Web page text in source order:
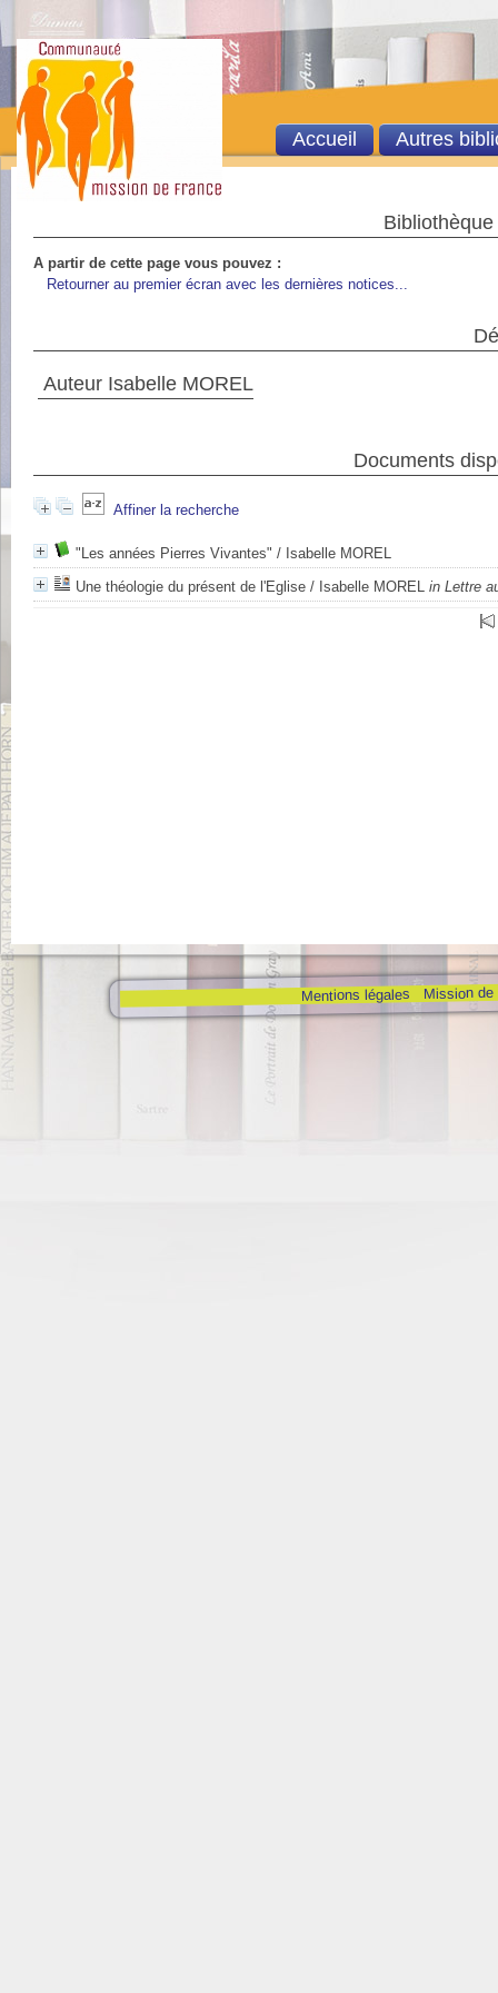
A partir de cette page vous pouvez :
Retourner au premier écran avec les dernières notices...
Auteur Isabelle MOREL
Documents
Affiner la recherche
"Les années Pierres Vivantes" / Isabelle MOREL
Une théologie du présent de l'Eglise / Isabelle MOREL in Lettre
Mentions légales Mission de
Accueil Autres